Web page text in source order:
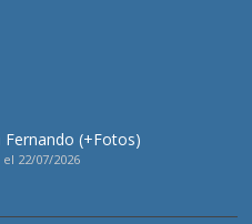
Fernando (+Fotos)
22/07/2026